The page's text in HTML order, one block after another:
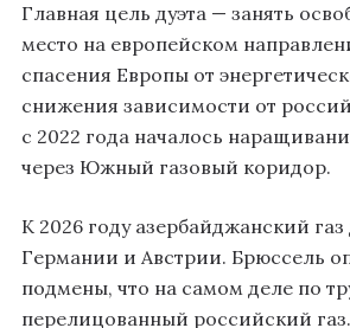
Главная цель дуэта — занять
место на европейском
спасения Европы от
снижения зависимости от
с 2022 года началось
через Южный газовый коридор.
К 2026 году азербайджанский
Германии и Австрии. Брюссель
подмены, что на самом деле по
перелицованный российский газ.